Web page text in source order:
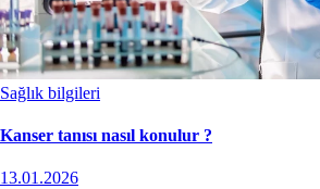
Sağlık bilgileri
Kanser tanısı nasıl konulur ?
13.01.2026